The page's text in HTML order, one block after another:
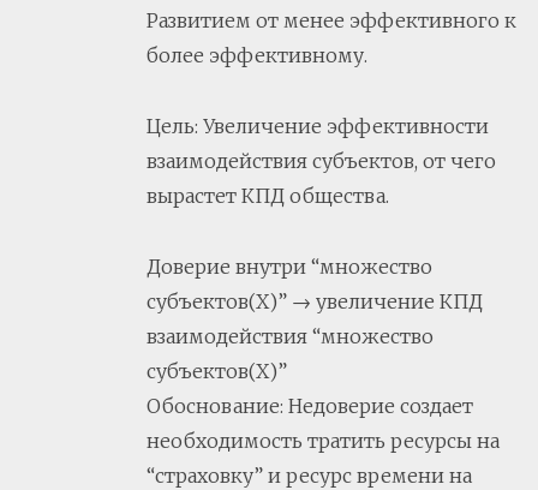
Развитием от менее эффективного к
более эффективному.
Цель: Увеличение эффективности
взаимодействия субъектов, от чего
вырастет КПД общества.
Доверие внутри “множество
субъектов(Х)” → увеличение КПД
взаимодействия “множество
субъектов(Х)”
Обоснование: Недоверие создает
необходимость тратить ресурсы на
“страховку” и ресурс времени на